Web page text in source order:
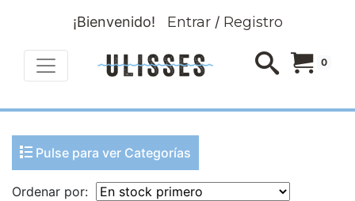
¡Bienvenido! Entrar/ Registro
0
Pulse para ver Categorías
Ordenar por: